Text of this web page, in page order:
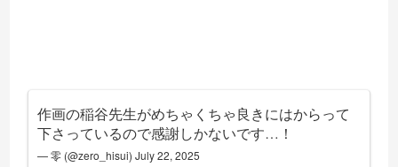
作画の稲谷先生がめちゃくちゃ良きにはからって
下さっているので感謝しかないです…！
— 零 (@zero_hisui)July 22, 2025